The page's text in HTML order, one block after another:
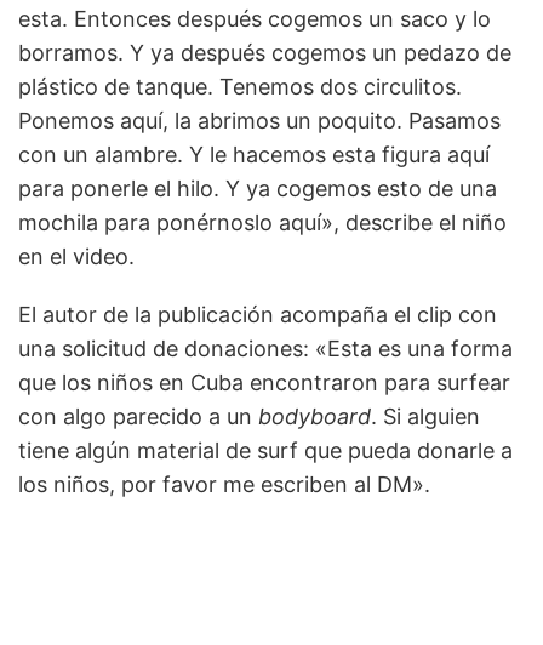
esta. Entonces después cogemos un saco y lo
borramos. Y ya después cogemos un pedazo de
plástico de tanque. Tenemos dos circulitos.
Ponemos aquí, la abrimos un poquito. Pasamos
con un alambre. Y le hacemos esta figura aquí
para ponerle el hilo. Y ya cogemos esto de una
mochila para ponérnoslo aquí», describe el niño
en el video.
El autor de la publicación acompaña el clip con
una solicitud de donaciones: «Esta es una forma
que los niños en Cuba encontraron para surfear
con algo parecido a un bodyboard. Si alguien
tiene algún material de surf que pueda donarle a
los niños, por favor me escriben al DM».